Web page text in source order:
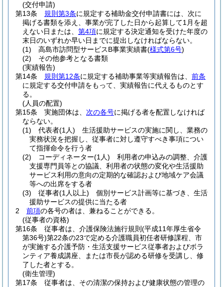
(交付申請)
第13条
規則第3条に規定する補助金交付申請書には、次に
掲げる書類を添え、事業が完了した日から起算して1月を超
えない日または、 第4項に規定する決定通知を受けた年度の
末日のいずれか早い日までに提出しなければならない。
(1)
高島市訪問型サービスB事業実績書(様式第6号)
(2)
その他参考となる書類
(実績報告)
第14条
規則第12条に規定する補助事業等実績報告は、 前条
に規定する交付申請をもって、実績報告に代えるものとす
る。
(人員の配置)
第15条
実施団体は、 次の各号に掲げる者を配置しなければ
ならない。
(1)
代表者(1人) 生活援助サービスの実施に関し、業務の
実務状況を把握し、従事者に対し遵守すべき事項につい
て指揮命令を行う者
(2)
コーディネーター(1人) 利用者の申込みの調整、介護
支援専門員等との協議、利用者の状態の変化や生活援助
サービス利用の意向の定期的な確認および地域ケア会議
等への出席をする者
(3)
従事者(1人以上) 個別サービス計画等に基づき、生活
援助サービスの提供に当たる者
2
前項の各号の者は、兼ねることができる。
(従事者の資格)
第16条
従事者は、介護保険法施行規則 (平成11年厚生省令
第36号)第22条の23で定める介護職員初任者研修課程、市
が実施する介護予防・生活支援サービス従事者およびボラ
ンティア養成講座、または市長が認める研修を受講し、修
了した者とする。
(衛生管理)
第17条
従事者は、その清潔の保持および健康状態の管理の